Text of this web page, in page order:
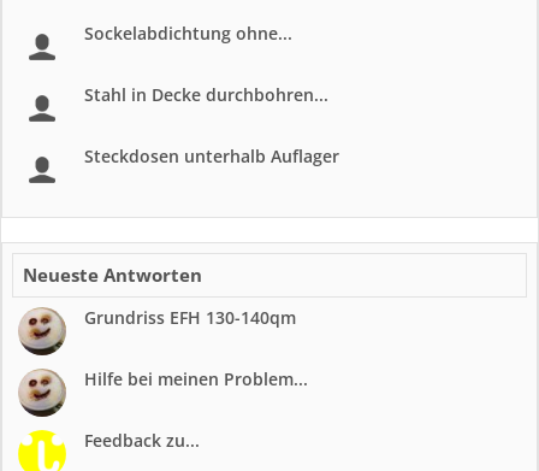
Sockelabdichtung ohne...
Stahl in Decke durchbohren...
Steckdosen unterhalb Auflager
Neueste Antworten
Grundriss EFH 130-140qm
Hilfe bei meinen Problem...
Feedback zu...